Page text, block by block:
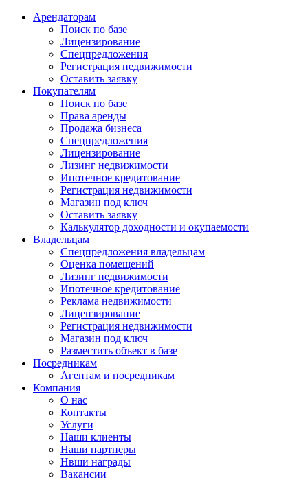
Арендаторам
Поиск по базе
Лицензирование
Спецпредложения
Регистрация недвижимости
Оставить заявку
Покупателям
Поиск по базе
Права аренды
Продажа бизнеса
Спецпредложения
Лицензирование
Лизинг недвижимости
Ипотечное кредитование
Регистрация недвижимости
Магазин под ключ
Оставить заявку
Калькулятор доходности и окупаемости
Владельцам
Спецпредложения владельцам
Оценка помещений
Лизинг недвижимости
Ипотечное кредитование
Реклама недвижимости
Лицензирование
Регистрация недвижимости
Магазин под ключ
Разместить объект в базе
Посредникам
Агентам и посредникам
Компания
О нас
Контакты
Услуги
Наши клиенты
Наши партнеры
Нвши награды
Вакансии